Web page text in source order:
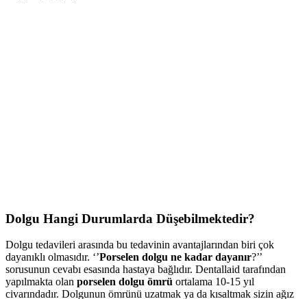
Dolgu Hangi Durumlarda Düşebilmektedir?
Dolgu tedavileri arasında bu tedavinin avantajlarından biri çok
dayanıklı olmasıdır. ‘’Porselen dolgu ne kadar dayanır?’’
sorusunun cevabı esasında hastaya bağlıdır. Dentallaid tarafından
yapılmakta olan porselen dolgu ömrü ortalama 10-15 yıl
civarındadır. Dolgunun ömrünü uzatmak ya da kısaltmak sizin ağız